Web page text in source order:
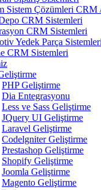
Sistem Çözümleri CRM
CRM Sistemleri
CRM Sistemleri
Yedek Parça
CRM Sistemleri
PHP Geliştirme
Dia Entegrasyonu
Less ve Sass Geliştirme
JQuery UI Geliştirme
Laravel Geliştirme
Codelgniter Geliştirme
Prestashop Geliştirme
Shopify Geliştirme
Joomla Geliştirme
Magento Geliştirme